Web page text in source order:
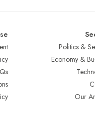
Politics &
Economy &
Our